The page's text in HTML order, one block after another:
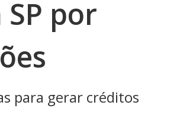
por
para gerar créditos